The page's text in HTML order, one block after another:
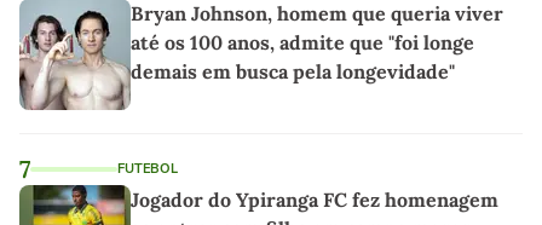
Bryan Johnson, homem que queria viver
até os 100 anos, admite que "foi longe
demais em busca pela longevidade"
7 FUTEBOL
Jogador do Ypiranga FC fez homenagem